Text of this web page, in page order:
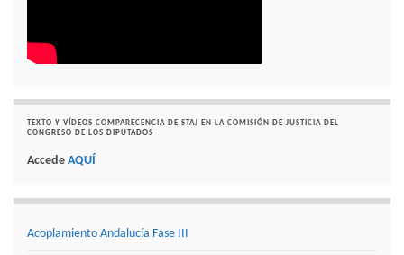
TEXTO Y VÍDEOS COMPARECENCIA DE STAJ EN LA COMISIÓN DE JUSTICIA DEL
CONGRESO DE LOS DIPUTADOS
Accede AQUÍ
Acoplamiento Andalucía Fase III